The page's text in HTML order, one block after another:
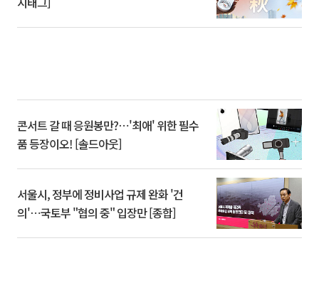
콘서트 갈 때 응원봉만?⋯'최애' 위한 필수
품 등장이오! [솔드아웃]
서울시, 정부에 정비사업 규제 완화 '건
의'⋯국토부 "협의 중" 입장만 [종합]